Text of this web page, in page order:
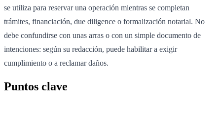
se utiliza para reservar una operación mientras se completan
trámites, financiación, due diligence o formalización notarial. No
debe confundirse con unas arras o con un simple documento de
intenciones: según su redacción, puede habilitar a exigir
cumplimiento o a reclamar daños.
Puntos clave